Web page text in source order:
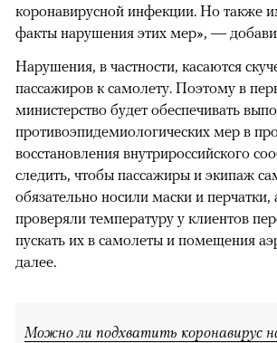
коронавирусной инфекции. Но также
факты нарушения этих мер», —
Нарушения, в частности, касаются
пассажиров к самолету. Поэтому в
министерство будет обеспечивать
противоэпидемиологических мер в
восстановления внутрироссийского
следить, чтобы пассажиры и экипаж
обязательно носили маски и
проверяли температуру у клиентов
пускать их в самолеты и помещения
далее.
Можно ли подхватить коронавирус